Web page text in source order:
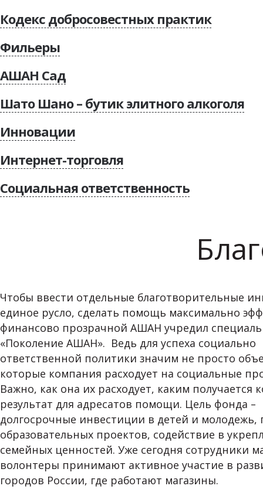
Кодекс добросовестных практик
Фильеры
АШАН Сад
Шато Шано – бутик элитного алкоголя
Инновации
клиент сканирует чек, выбирает способ оплаты
на выходе клиент сканирует чек
Интернет-торговля
www.auchan.ru
Социальная ответственность
Чтобы ввести отдельные благотворительные
единое русло, сделать помощь максимально
финансово прозрачной АШАН учредил
«Поколение АШАН». Ведь для успеха социально
ответственной политики значим не просто
которые компания расходует на социальные
Важно, как она их расходует, каким получается
результат для адресатов помощи. Цель фонда –
долгосрочные инвестиции в детей и молодежь,
образовательных проектов, содействие в
семейных ценностей. Уже сегодня сотрудники
волонтеры принимают активное участие в
городов России, где работают магазины.